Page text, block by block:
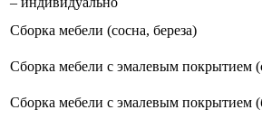
Сборка мебели (сосна, береза)
Сборка мебели с эмалевым покрытием
Сборка мебели с эмалевым покрытием